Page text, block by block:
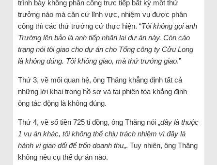
trình bày không phân công trực tiếp bất kỳ một thứ
trưởng nào mà căn cứ lĩnh vực, nhiệm vụ được phân
công thì các thứ trưởng cứ thực hiện. “Tôi không gọi anh
Trường lên bảo là anh tiếp nhận lại dự án này. Còn cáo
trạng nói tôi giao cho dự án cho Tổng công ty Cửu Long
là không đúng. Tôi không giao, mà thứ trưởng giao.”
Thứ 3, về mối quan hệ, ông Thăng khẳng định tất cả
những lời khai trong hồ sơ và tại phiên tòa khẳng định
ông tác động là không đúng.
Thứ 4, về số tiền 725 tỉ đồng, ông Thăng nói „đây là thuộc
1 vụ án khác, tôi không thể chịu trách nhiệm vì đây là
hành vi gian dối để trốn doanh thu„. Tuy nhiên, ông Thăng
không nêu cụ thể dự án nào.